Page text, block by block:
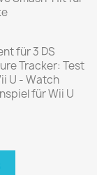
für 3 DS
Tracker: Test
U - Watch
für Wii U